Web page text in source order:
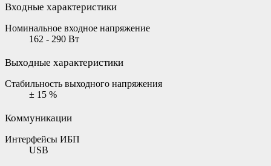
Входные характеристики
Номинальное входное напряжение
162 - 290 Вт
Выходные характеристики
Стабильность выходного напряжения
± 15 %
Коммуникации
Интерфейсы ИБП
USB